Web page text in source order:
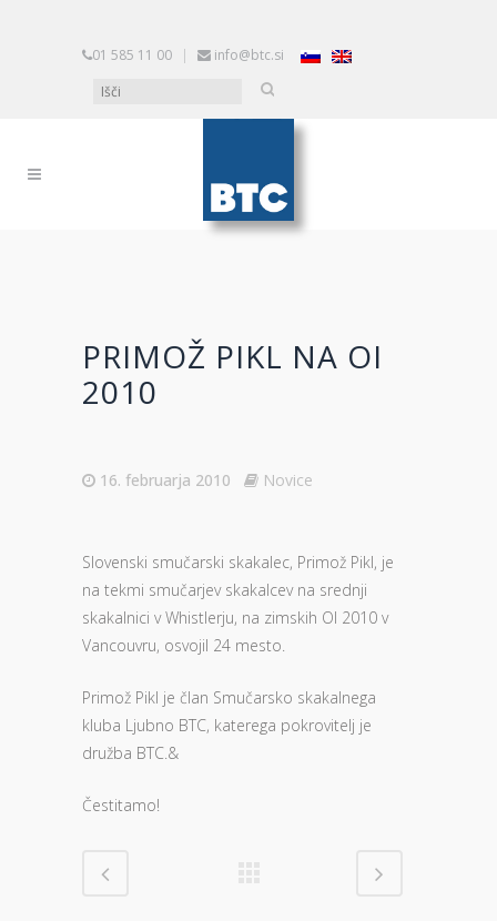
01 585 11 00 | info@btc.si
PRIMOŽ PIKL NA OI
2010
16. februarja 2010 Novice
Slovenski smučarski skakalec, Primož Pikl, je
na tekmi smučarjev skakalcev na srednji
skakalnici v Whistlerju, na zimskih OI 2010 v
Vancouvru, osvojil 24 mesto.
Primož Pikl je član Smučarsko skakalnega
kluba Ljubno BTC, katerega pokrovitelj je
družba BTC.&
Čestitamo!